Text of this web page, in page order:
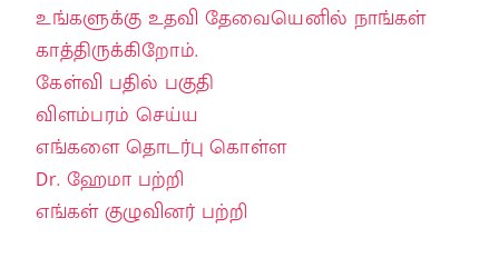
உங்களுக்கு உதவி தேவையெனில் நாங்கள்
காத்திருக்கிறோம்.
கேள்வி பதில் பகுதி
விளம்பரம் செய்ய
எங்களை தொடர்பு கொள்ள
Dr. ஹேமா பற்றி
எங்கள் குழுவினர் பற்றி